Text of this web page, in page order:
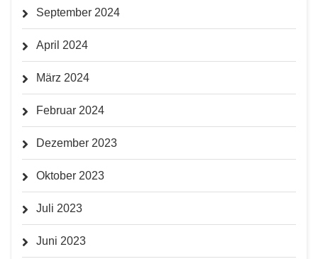
September 2024
April 2024
März 2024
Februar 2024
Dezember 2023
Oktober 2023
Juli 2023
Juni 2023